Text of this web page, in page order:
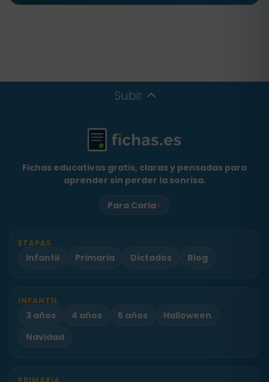
Subir
Fichas educativas gratis, claras y pensadas para
aprender sin perder la sonrisa.
Para Carla♥
ETAPAS
Infantil Primaria Dictados Blog
INFANTIL
3 años 4 años 5 años
Halloween
Navidad